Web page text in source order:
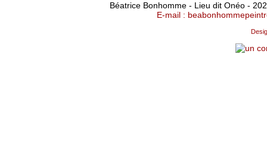
Béatrice Bonhomme - Lieu dit Onéo -
E-mail :